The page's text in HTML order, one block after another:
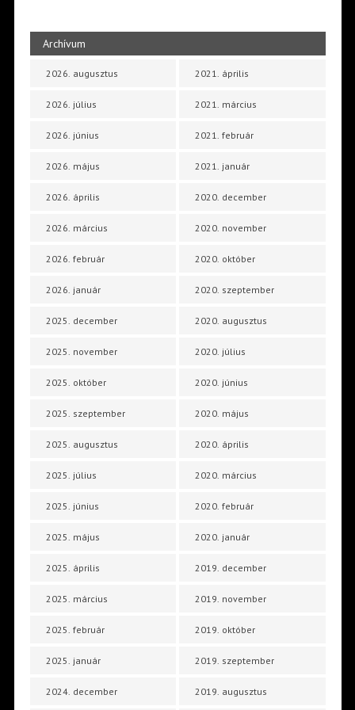
Archívum
2026. augusztus
2026. július
2026. június
2026. május
2026. április
2026. március
2026. február
2026. január
2025. december
2025. november
2025. október
2025. szeptember
2025. augusztus
2025. július
2025. június
2025. május
2025. április
2025. március
2025. február
2025. január
2024. december
2021. április
2021. március
2021. február
2021. január
2020. december
2020. november
2020. október
2020. szeptember
2020. augusztus
2020. július
2020. június
2020. május
2020. április
2020. március
2020. február
2020. január
2019. december
2019. november
2019. október
2019. szeptember
2019. augusztus